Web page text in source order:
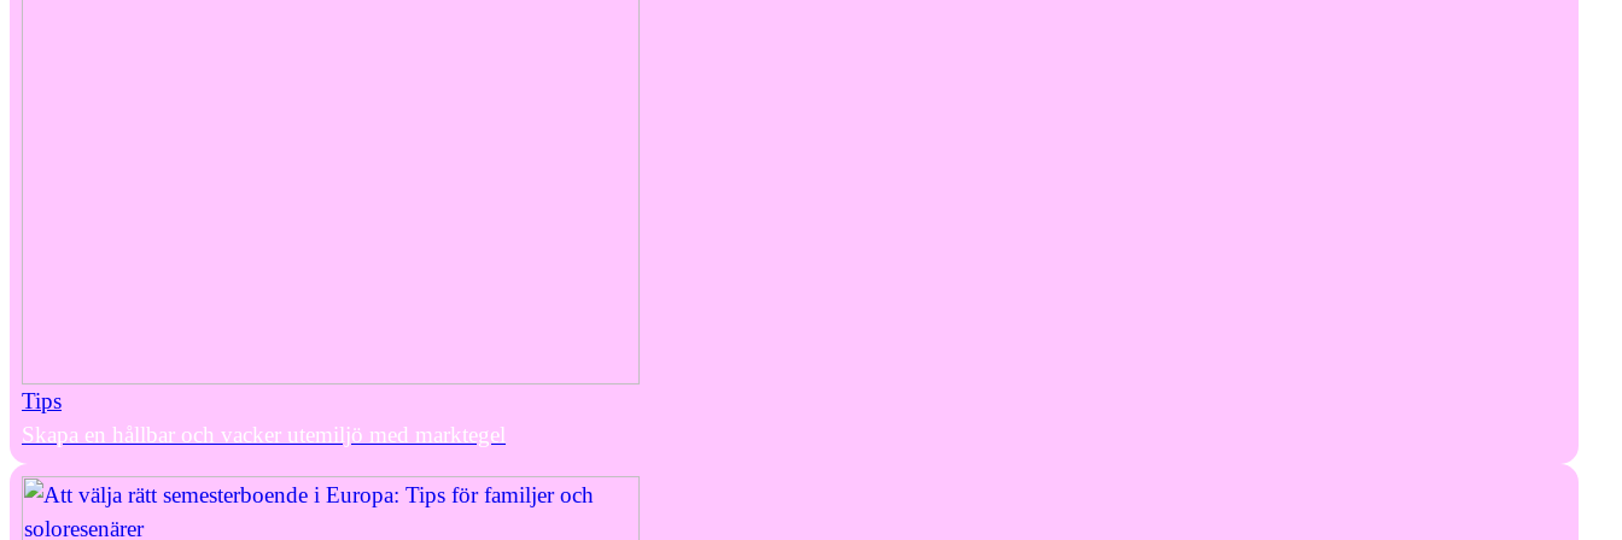
Tips
Skapa en hållbar och vacker utemiljö med marktegel